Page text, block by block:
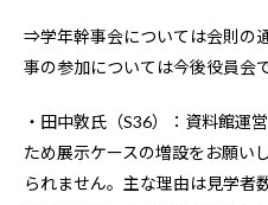
⇒学年幹事会については会則の
事の参加については今後役員会
・田中敦氏（S36）：資料館運
ため展示ケースの増設をお願い
られません。主な理由は見学者